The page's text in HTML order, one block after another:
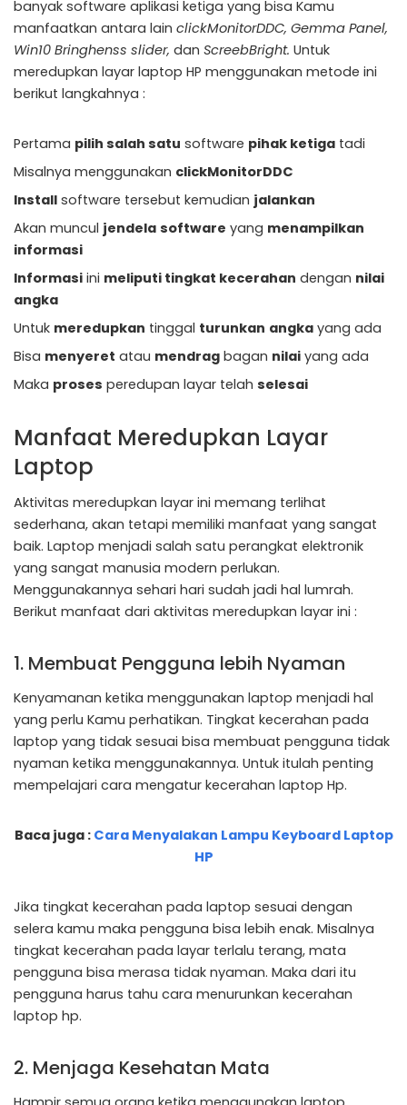
banyak software aplikasi ketiga yang bisa Kamu
manfaatkan antara lain clickMonitorDDC, Gemma Panel,
Win10 Bringhenss slider, dan ScreebBright. Untuk
meredupkan layar laptop HP menggunakan metode ini
berikut langkahnya :
Pertama pilih salah satu software pihak ketiga tadi
Misalnya menggunakan clickMonitorDDC
Install software tersebut kemudian jalankan
Akan muncul jendela software yang menampilkan
informasi
Informasi ini meliputi tingkat kecerahan dengan nilai
angka
Untuk meredupkan tinggal turunkan angka yang ada
Bisa menyeret atau mendrag bagan nilai yang ada
Maka proses peredupan layar telah selesai
Manfaat Meredupkan Layar
Laptop
Aktivitas meredupkan layar ini memang terlihat
sederhana, akan tetapi memiliki manfaat yang sangat
baik. Laptop menjadi salah satu perangkat elektronik
yang sangat manusia modern perlukan.
Menggunakannya sehari hari sudah jadi hal lumrah.
Berikut manfaat dari aktivitas meredupkan layar ini :
1. Membuat Pengguna lebih Nyaman
Kenyamanan ketika menggunakan laptop menjadi hal
yang perlu Kamu perhatikan. Tingkat kecerahan pada
laptop yang tidak sesuai bisa membuat pengguna tidak
nyaman ketika menggunakannya. Untuk itulah penting
mempelajari cara mengatur kecerahan laptop Hp.
Baca juga : Cara Menyalakan Lampu Keyboard Laptop
HP
Jika tingkat kecerahan pada laptop sesuai dengan
selera kamu maka pengguna bisa lebih enak. Misalnya
tingkat kecerahan pada layar terlalu terang, mata
pengguna bisa merasa tidak nyaman. Maka dari itu
pengguna harus tahu cara menurunkan kecerahan
laptop hp.
2. Menjaga Kesehatan Mata